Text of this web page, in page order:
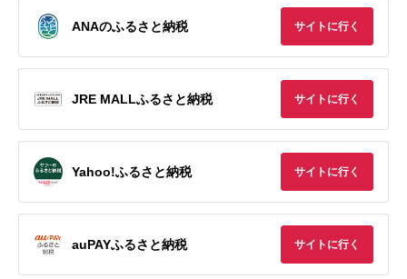
ANAのふるさと納税 サイトに行く
JRE MALLふるさと納税 サイトに行く
Yahoo!ふるさと納税 サイトに行く
auPAYふるさと納税 サイトに行く